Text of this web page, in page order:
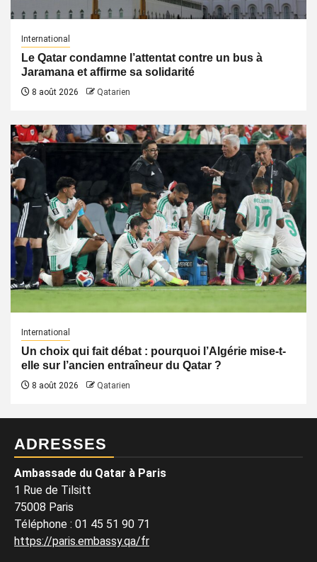
International
Le Qatar condamne l’attentat contre un bus à
Jaramana et affirme sa solidarité
8 août 2026 Qatarien
International
Un choix qui fait débat : pourquoi l’Algérie mise-t-
elle sur l’ancien entraîneur du Qatar ?
8 août 2026 Qatarien
ADRESSES
Ambassade du Qatar à Paris
1 Rue de Tilsitt
75008 Paris
Téléphone : 01 45 51 90 71
https://paris.embassy.qa/fr